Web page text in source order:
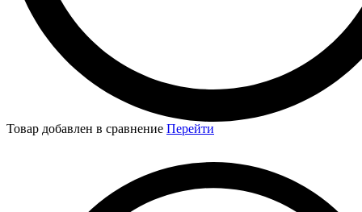
Товар добавлен в сравнение Перейти